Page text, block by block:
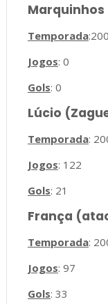
Temporada
Jogos: 0
Gols: 0
Lúcio
Temporada:
Jogos: 122
Gols: 21
França
Temporada:
Jogos: 97
Gols: 33